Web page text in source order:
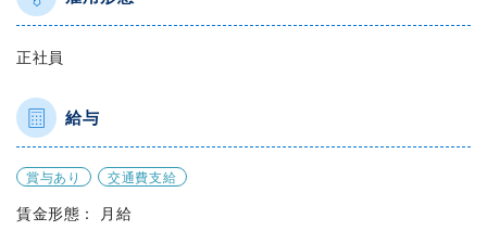
正社員
給与
賞与あり 交通費支給
賃金形態： 月給